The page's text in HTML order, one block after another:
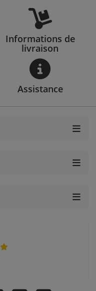
Informations de
livraison
Assistance